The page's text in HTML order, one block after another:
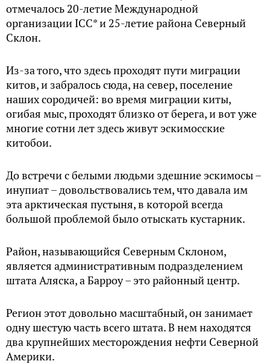
отмечалось 20-летие Международной
организации ICC* и 25-летие района Северный
Склон.
Из-за того, что здесь проходят пути миграции
китов, и забралось сюда, на север, поселение
наших сородичей: во время миграции киты,
огибая мыс, проходят близко от берега, и вот уже
многие сотни лет здесь живут эскимосские
китобои.
До встречи с белыми людьми здешние эскимосы –
инупиат – довольствовались тем, что давала им
эта арктическая пустыня, в которой всегда
большой проблемой было отыскать кустарник.
Район, называющийся Северным Склоном,
является административным подразделением
штата Аляска, а Барроу – это районный центр.
Регион этот довольно масштабный, он занимает
одну шестую часть всего штата. В нем находятся
два крупнейших месторождения нефти Северной
Америки.